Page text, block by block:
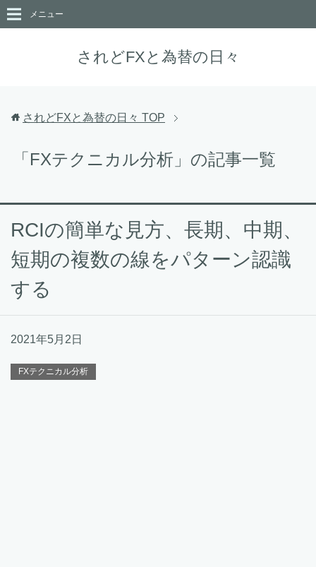
されどFXと為替の日々
メニュー
されどFXと為替の日々 TOP
「FXテクニカル分析」の記事一覧
RCIの簡単な見方、長期、中期、
短期の複数の線をパターン認識
する
2021年5月2日
FXテクニカル分析